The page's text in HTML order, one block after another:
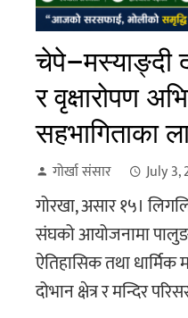
चेपे–मस्याङ्दी
र वृक्षारोपण
सहभागिताका
गोर्खा संसार July 3,
गोरखा, असार १५।
संघको आयोजनामा
ऐतिहासिक तथा
दोभान क्षेत्र र मन्दिर